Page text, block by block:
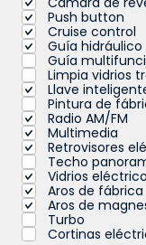
Push button
Cruise control
Guía hidráulico
Guía
Limpia vidrios
Llave
Pintura de
Radio AM/FM
Multimedia
Retrovisores
Techo
Vidrios
Aros de fábrica
Aros de
Turbo
Cortinas